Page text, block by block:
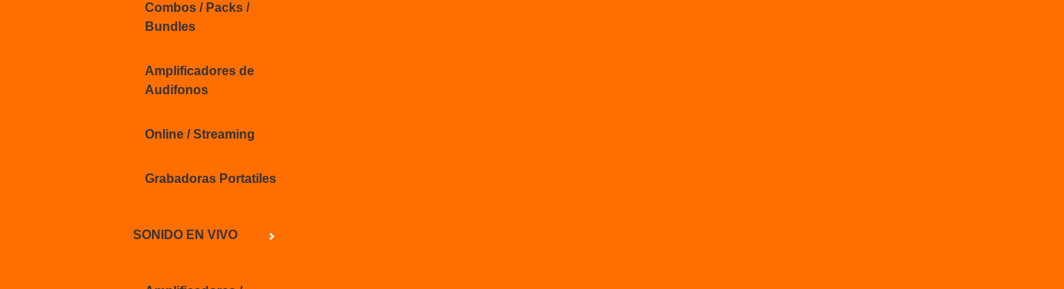
Combos / Packs /
Bundles
Amplificadores de
Audifonos
Online / Streaming
Grabadoras Portatiles
SONIDO EN VIVO